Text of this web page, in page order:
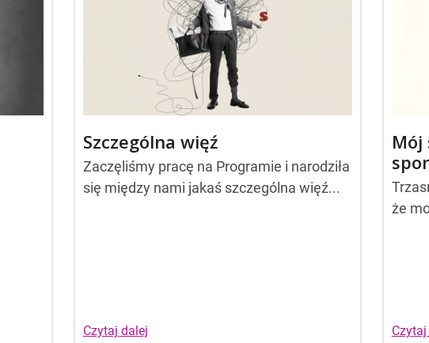
Szczególna więź
Zaczęliśmy pracę na Programie i narodziła
się między nami jakaś szczególna więź
Mój
że